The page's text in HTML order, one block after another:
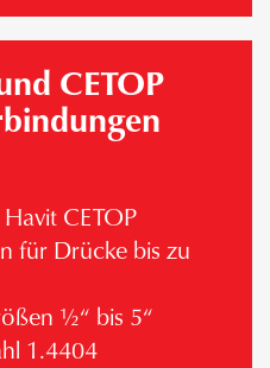
CETOP
CETOP
für Drücke bis zu
½“ bis 5“
1.4404